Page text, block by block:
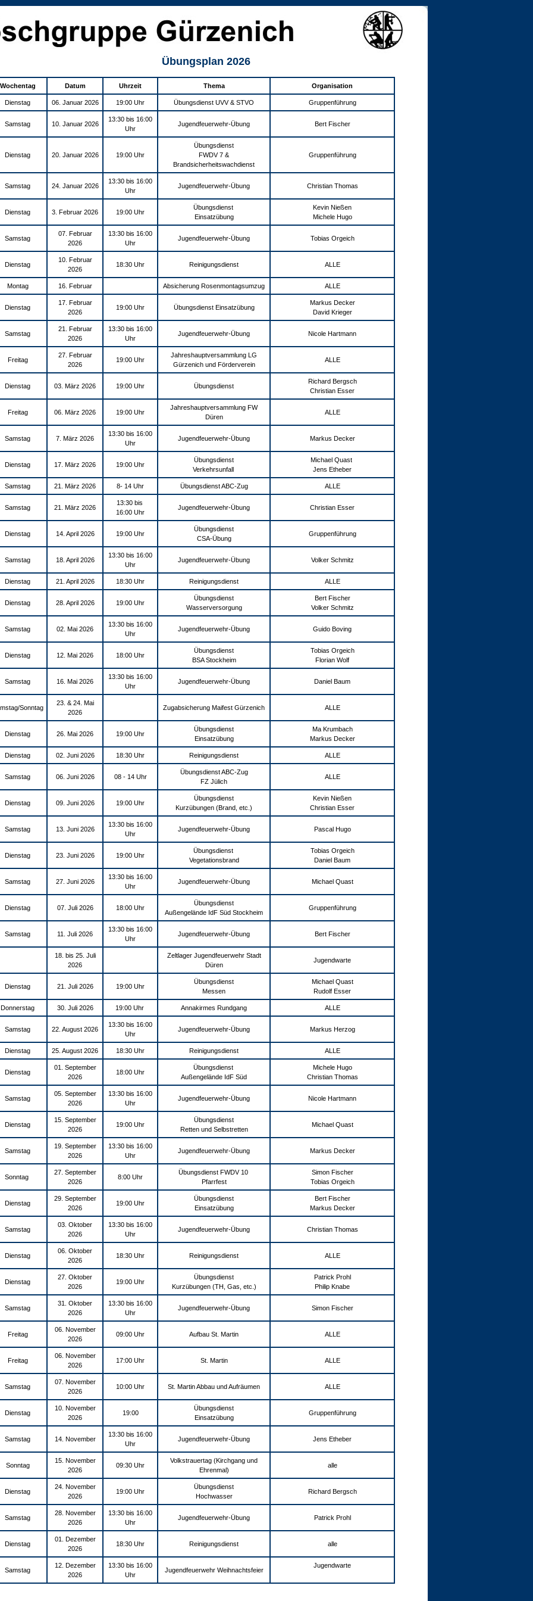
Übungsplan 2026
Wochentag Datum Uhrzeit Thema Organisation
Dienstag 06. Januar 2026 19:00 Uhr Übungsdienst UVV & STVO Gruppenführung
Samstag 10. Januar 2026
13:30 bis 16:00
Uhr
Jugendfeuerwehr-Übung Bert Fischer
Dienstag 20. Januar 2026 19:00 Uhr
Übungsdienst
FWDV 7 &
Brandsicherheitswachdienst
Gruppenführung
Samstag 24. Januar 2026
13:30 bis 16:00
Uhr
Jugendfeuerwehr-Übung Christian Thomas
Dienstag 3. Februar 2026 19:00 Uhr
Übungsdienst
Einsatzübung
Kevin Nießen
Michele Hugo
Samstag
07. Februar
2026
13:30 bis 16:00
Uhr
Jugendfeuerwehr-Übung Tobias Orgeich
Dienstag
10. Februar
2026
18:30 Uhr Reinigungsdienst ALLE
Montag 16. Februar Absicherung Rosenmontagsumzug ALLE
Dienstag
17. Februar
2026
19:00 Uhr Übungsdienst Einsatzübung
Markus Decker
David Krieger
Samstag
21. Februar
2026
13:30 bis 16:00
Uhr
Jugendfeuerwehr-Übung Nicole Hartmann
Freitag
27. Februar
2026
19:00 Uhr
Jahreshauptversammlung LG
Gürzenich und Förderverein
ALLE
Dienstag 03. März 2026 19:00 Uhr Übungsdienst
Richard Bergsch
Christian Esser
Freitag 06. März 2026 19:00 Uhr
Jahreshauptversammlung FW
Düren
ALLE
Samstag 7. März 2026
13:30 bis 16:00
Uhr
Jugendfeuerwehr-Übung Markus Decker
Dienstag 17. März 2026 19:00 Uhr
Übungsdienst
Verkehrsunfall
Michael Quast
Jens Etheber
Samstag 21. März 2026 8- 14 Uhr Übungsdienst ABC-Zug ALLE
Samstag 21. März 2026
13:30 bis
16:00 Uhr
Jugendfeuerwehr-Übung Christian Esser
Dienstag 14. April 2026 19:00 Uhr
Übungsdienst
CSA-Übung
Gruppenführung
Samstag 18. April 2026
13:30 bis 16:00
Uhr
Jugendfeuerwehr-Übung Volker Schmitz
Dienstag 21. April 2026 18:30 Uhr Reinigungsdienst ALLE
Dienstag 28. April 2026 19:00 Uhr
Übungsdienst
Wasserversorgung
Bert Fischer
Volker Schmitz
Samstag 02. Mai 2026
13:30 bis 16:00
Uhr
Jugendfeuerwehr-Übung Guido Boving
Dienstag 12. Mai 2026 18:00 Uhr
Übungsdienst
BSA Stockheim
Tobias Orgeich
Florian Wolf
Samstag 16. Mai 2026
13:30 bis 16:00
Uhr
Jugendfeuerwehr-Übung Daniel Baum
Sonntag
23. & 24. Mai
2026
Zugabsicherung Maifest Gürzenich ALLE
Dienstag 26. Mai 2026 19:00 Uhr
Übungsdienst
Einsatzübung
Ma Krumbach
Markus Decker
Dienstag 02. Juni 2026 18:30 Uhr Reinigungsdienst ALLE
Samstag 06. Juni 2026 08 - 14 Uhr
Übungsdienst ABC-Zug
FZ Jülich
ALLE
Dienstag 09. Juni 2026 19:00 Uhr
Übungsdienst
Kurzübungen (Brand, etc.)
Kevin Nießen
Christian Esser
Samstag 13. Juni 2026
13:30 bis 16:00
Uhr
Jugendfeuerwehr-Übung Pascal Hugo
Dienstag 23. Juni 2026 19:00 Uhr
Übungsdienst
Vegetationsbrand
Tobias Orgeich
Daniel Baum
Samstag 27. Juni 2026
13:30 bis 16:00
Uhr
Jugendfeuerwehr-Übung Michael Quast
Dienstag 07. Juli 2026 18:00 Uhr
Übungsdienst
Außengelände IdF Süd Stockheim
Gruppenführung
Samstag 11. Juli 2026
13:30 bis 16:00
Uhr
Jugendfeuerwehr-Übung Bert Fischer
18. bis 25. Juli
2026
Zeltlager Jugendfeuerwehr Stadt
Düren
Jugendwarte
Dienstag 21. Juli 2026 19:00 Uhr
Übungsdienst
Messen
Michael Quast
Rudolf Esser
Donnerstag 30. Juli 2026 19:00 Uhr Annakirmes Rundgang ALLE
Samstag 22. August 2026
13:30 bis 16:00
Uhr
Jugendfeuerwehr-Übung Markus Herzog
Dienstag 25. August 2026 18:30 Uhr Reinigungsdienst ALLE
Dienstag
01. September
2026
18:00 Uhr
Übungsdienst
Außengelände IdF Süd
Michele Hugo
Christian Thomas
Samstag
05. September
2026
13:30 bis 16:00
Uhr
Jugendfeuerwehr-Übung Nicole Hartmann
Dienstag
15. September
2026
19:00 Uhr
Übungsdienst
Retten und Selbstretten
Michael Quast
Samstag
19. September
2026
13:30 bis 16:00
Uhr
Jugendfeuerwehr-Übung Markus Decker
Sonntag
27. September
2026
8:00 Uhr
Übungsdienst FWDV 10
Pfarrfest
Simon Fischer
Tobias Orgeich
Dienstag
29. September
2026
19:00 Uhr
Übungsdienst
Einsatzübung
Bert Fischer
Markus Decker
Samstag
03. Oktober
2026
13:30 bis 16:00
Uhr
Jugendfeuerwehr-Übung Christian Thomas
Dienstag
06. Oktober
2026
18:30 Uhr Reinigungsdienst ALLE
Dienstag
27. Oktober
2026
19:00 Uhr
Übungsdienst
Kurzübungen (TH, Gas, etc.)
Patrick Prohl
Philip Knabe
Samstag
31. Oktober
2026
13:30 bis 16:00
Uhr
Jugendfeuerwehr-Übung Simon Fischer
Freitag
06. November
2026
09:00 Uhr Aufbau St. Martin ALLE
Freitag
06. November
2026
17:00 Uhr St. Martin ALLE
Samstag
07. November
2026
10:00 Uhr St. Martin Abbau und Aufräumen ALLE
Dienstag
10. November
2026
19:00
Übungsdienst
Einsatzübung
Gruppenführung
Samstag 14. November
13:30 bis 16:00
Uhr
Jugendfeuerwehr-Übung Jens Etheber
Sonntag
15. November
2026
09:30 Uhr
Volkstrauertag (Kirchgang und
Ehrenmal)
alle
Dienstag
24. November
2026
19:00 Uhr
Übungsdienst
Hochwasser
Richard Bergsch
Samstag
28. November
2026
13:30 bis 16:00
Uhr
Jugendfeuerwehr-Übung Patrick Prohl
Dienstag
01. Dezember
2026
18:30 Uhr Reinigungsdienst alle
Samstag
12. Dezember
2026
13:30 bis 16:00
Uhr
Jugendfeuerwehr Weihnachtsfeier
Jugendwarte